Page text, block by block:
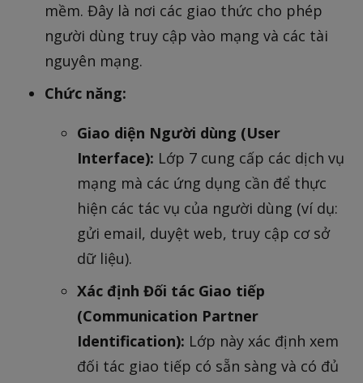
mềm. Đây là nơi các giao thức cho phép
người dùng truy cập vào mạng và các tài
nguyên mạng.
Chức năng:
Giao diện Người dùng (User
Interface): Lớp 7 cung cấp các dịch vụ
mạng mà các ứng dụng cần để thực
hiện các tác vụ của người dùng (ví dụ:
gửi email, duyệt web, truy cập cơ sở
dữ liệu).
Xác định Đối tác Giao tiếp
(Communication Partner
Identification): Lớp này xác định xem
đối tác giao tiếp có sẵn sàng và có đủ